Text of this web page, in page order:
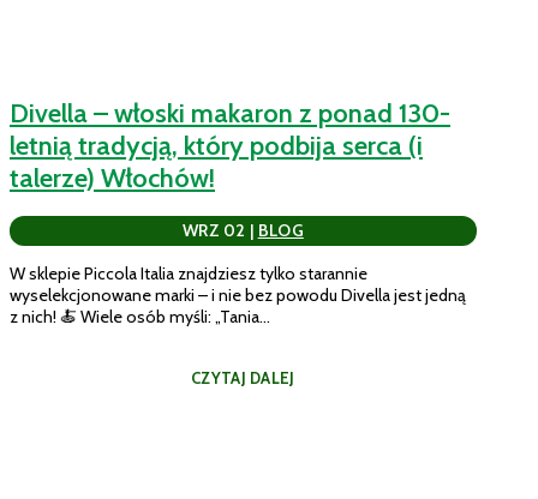
Divella – włoski makaron z ponad 130-
letnią tradycją, który podbija serca (i
talerze) Włochów!
WRZ 02 | BLOG
W sklepie Piccola Italia znajdziesz tylko starannie
wyselekcjonowane marki – i nie bez powodu Divella jest jedną
z nich! 🍝 Wiele osób myśli: „Tania...
CZYTAJ DALEJ